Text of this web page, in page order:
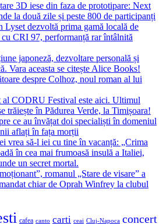
3D iese din faza de prototipare: Next
la două zile și peste 800 de participanți
Lyset dezvoltă prima gamă locală de
CRI 97, performanță rar întâlnită
japoneză, dezvoltare personală și
Vara aceasta se citește Alice Books!
despre Colhoz, noul roman al lui
CODRU Festival este aici. Ultimul
trăiește în Pădurea Verde, la Timișoara!
ce au învățat doi specialiști în domeniul
aflați în fața morții
vrea să-l iei cu tine în vacanță: „Crima
în cea mai frumoasă insulă a Italiei,
un secret mortal.
romanul „Stare de visare” a
chiar de Oprah Winfrey la clubul
cafea canto carti ceai Cluj-Napoca concert